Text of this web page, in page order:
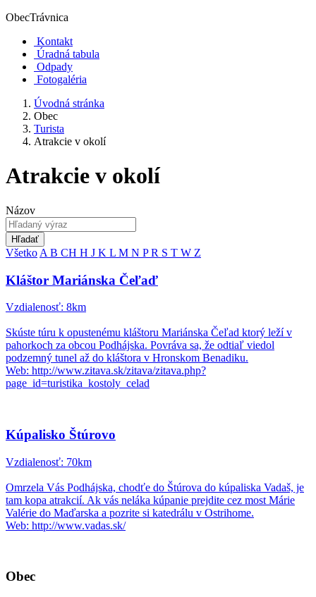
ObecTrávnica
Kontakt
Úradná tabula
Odpady
Fotogaléria
Úvodná stránka
Obec
Turista
Atrakcie v okolí
Atrakcie v okolí
Názov
Hľadať
Všetko A B CH H J K L M N PR S T W Z
Kláštor Mariánska Čeľaď
Vzdialenosť: 8km
Skúste túru k opustenému kláštoru Mariánska Čeľad ktorý leží v
pahorkoch za obcou Podhájska. Povráva sa, že odtiaľ viedol
podzemný tunel až do kláštora v Hronskom Benadiku.
Web: http://www.zitava.sk/zitava/zitava.php?
page_id=turistika_kostoly_celad
Kúpalisko Štúrovo
Vzdialenosť: 70km
Omrzela Vás Podhájska, chodťe do Štúrova do kúpaliska Vadaš, je
tam kopa atrakcií. Ak vás neláka kúpanie prejdite cez most Márie
Valérie do Maďarska a pozrite si katedrálu v Ostrihome.
Web: http://www.vadas.sk/
Obec